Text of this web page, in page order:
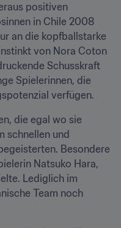
positiven
in Chile 2008
an die kopfballstarke
von Nora Coton
Schusskraft
Spielerinnen, die
verfügen.
die egal wo sie
schnellen und
Besondere
Natsuko Hara,
Lediglich im
Team noch